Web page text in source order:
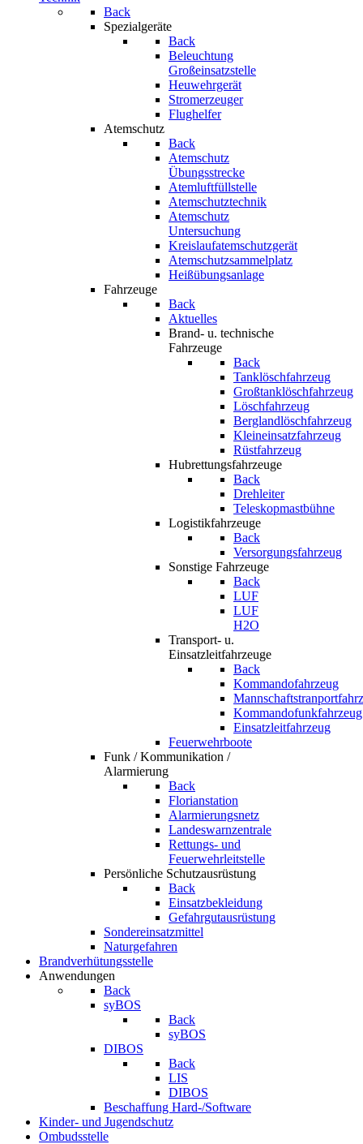
Back
Spezialgeräte
Back
Beleuchtung
Großeinsatzstelle
Heuwehrgerät
Stromerzeuger
Flughelfer
Atemschutz
Back
Atemschutz
Übungsstrecke
Atemluftfüllstelle
Atemschutztechnik
Atemschutz
Untersuchung
Kreislaufatemschutzgerät
Atemschutzsammelplatz
Heißübungsanlage
Fahrzeuge
Back
Aktuelles
Brand- u. technische
Fahrzeuge
Back
Tanklöschfahrzeug
Großtanklöschfahrzeug
Löschfahrzeug
Berglandlöschfahrzeug
Kleineinsatzfahrzeug
Rüstfahrzeug
Hubrettungsfahrzeuge
Back
Drehleiter
Teleskopmastbühne
Logistikfahrzeuge
Back
Versorgungsfahrzeug
Sonstige Fahrzeuge
Back
LUF
LUF
H2O
Transport- u.
Einsatzleitfahrzeuge
Back
Kommandofahrzeug
Kommandofunkfahrzeug
Einsatzleitfahrzeug
Feuerwehrboote
Funk / Kommunikation /
Alarmierung
Back
Florianstation
Alarmierungsnetz
Landeswarnzentrale
Rettungs- und
Feuerwehrleitstelle
Persönliche Schutzausrüstung
Back
Einsatzbekleidung
Gefahrgutausrüstung
Sondereinsatzmittel
Naturgefahren
Brandverhütungsstelle
Anwendungen
Back
syBOS
Back
syBOS
DIBOS
Back
LIS
DIBOS
Beschaffung Hard-/Software
Kinder- und Jugendschutz
Ombudsstelle